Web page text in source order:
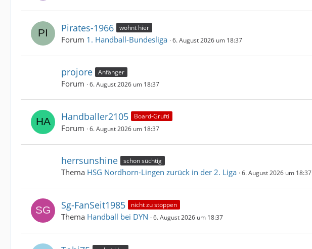
Pirates-1966 wohnt hier
Forum 1. Handball-Bundesliga 6. August 2026 um 18:37
projore Anfänger
Forum 6. August 2026 um 18:37
Handballer2105 Board-Grufti
Forum 6. August 2026 um 18:37
herrsunshine schon süchtig
Thema HSG Nordhorn-Lingen zurück in der 2. Liga 6. August 2026 um 18:37
Sg-FanSeit1985 nicht zu stoppen
Thema Handball bei DYN 6. August 2026 um 18:37